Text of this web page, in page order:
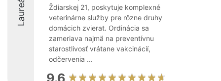
Laureáti
Ždiarskej 21, poskytuje komplexné
veterinárne služby pre rôzne druhy
domácich zvierat. Ordinácia sa
zameriava najmä na preventívnu
starostlivosť vrátane vakcinácií,
odčervenia ...
9.6